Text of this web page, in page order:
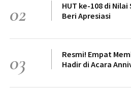
02
HUT ke-108 di
Beri Apresiasi
03
Resmi! Empat
Hadir di Acara